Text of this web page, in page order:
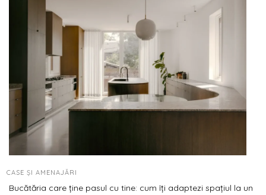
CASE ȘI AMENAJĂRI
Bucătăria care ține pasul cu tine: cum îți adaptezi spațiul la un